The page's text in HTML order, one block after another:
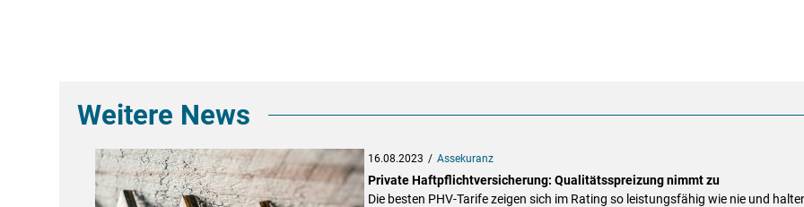
Weitere News
16.08.2023 Assekuranz
Private Haftpflichtversicherung: Qualitätsspreizung nimmt zu
Die besten PHV-Tarife zeigen sich im Rating so leistungsfähig wie nie und